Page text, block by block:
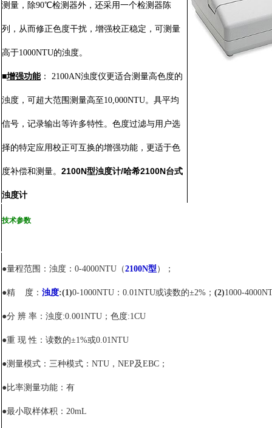
测量，除90℃检测器外，还采用一个检测器陈
列，从而修正色度干扰，增强校正稳定，可测量
高于1000NTU的浊度。
■增强功能： 2100AN浊度仪更适合测量高色度的
浊度，可超大范围测量高至 10,000NTU。具平均
信号，记录输出等许多特性。色度过滤与用户选
择的特定应用校正可互换的增强功能，更适于色
度补偿和测量。 2100N型浊度计/哈希2100N台式
浊度计
技术参数
●量程范围：浊度： 0-4000NTU （2100N型 ）；
●精 度： 浊度:(1)0-1000NTU ： 0.01NTU或读数的±2% ； (2)1000-
●分 辨 率：浊度:0.001NTU ；色度:1CU
●重 现 性：读数的±1%或0.01NTU
●测量模式：三种模式： NTU ， NEP及EBC ；
●比率测量功能：有
●最小取样体积： 20mL